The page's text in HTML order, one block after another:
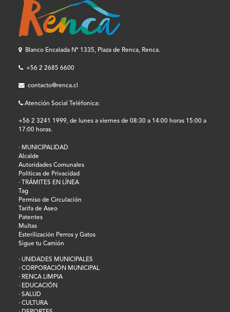
Blanco Encalada Nº 1335, Plaza de Renca, Renca.
+56 2 2685 6600
contacto@renca.cl
Atención Social Teléfonica:
+56 2 3241 1999, de lunes a viernes de 08:30 a 14:00 horas 15:00 a
17:00 horas.
· MUNICIPALIDAD
Alcalde
Autoridades Comunales
Políticas de Privacidad
· TRÁMITES EN LÍNEA
Tag
Permiso de Circulación
Tarifa de Aseo
Patentes
Multas
Esterilización Perros y Gatos
Sigue tu Camión
· UNIDADES MUNICIPALES
· CORPORACIÓN MUNICIPAL
· RENCA LIMPIA
· EDUCACIÓN
· SALUD
· CULTURA